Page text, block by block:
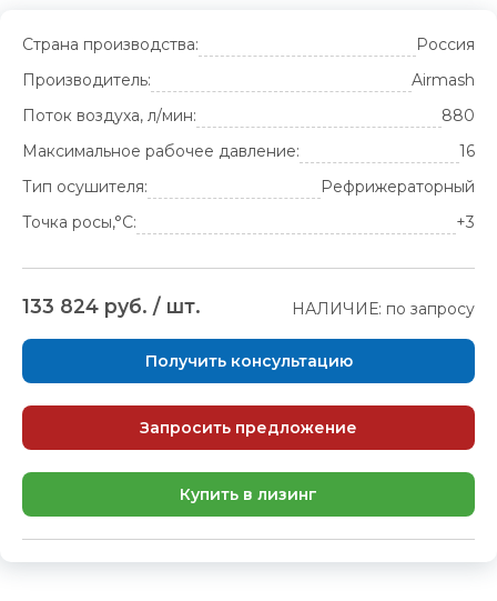
Страна производства:
Россия
Производитель:
Airmash
Поток воздуха, л/мин:
880
Максимальное рабочее давление:
16
Тип осушителя:
Рефрижераторный
Точка росы,°С:
+3
133 824 руб. / шт. НАЛИЧИЕ: по запросу
Получить консультацию
Запросить предложение
Купить в лизинг